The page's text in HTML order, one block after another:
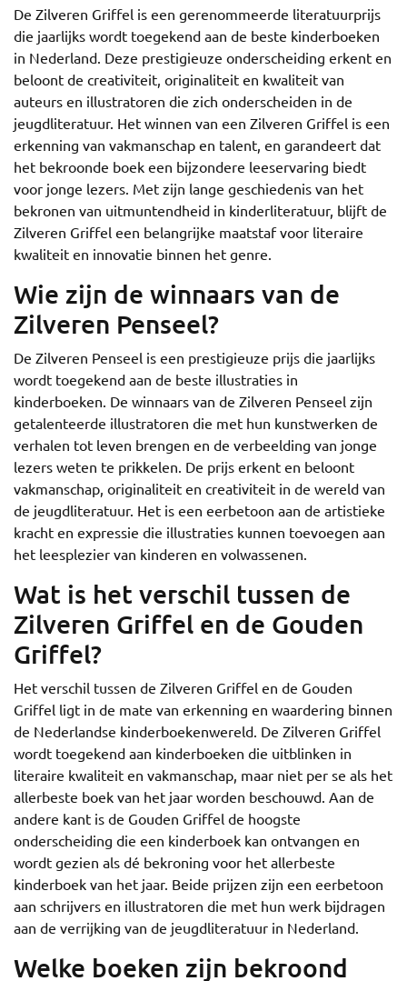
De Zilveren Griffel is een gerenommeerde literatuurprijs
die jaarlijks wordt toegekend aan de beste kinderboeken
in Nederland. Deze prestigieuze onderscheiding erkent en
beloont de creativiteit, originaliteit en kwaliteit van
auteurs en illustratoren die zich onderscheiden in de
jeugdliteratuur. Het winnen van een Zilveren Griffel is een
erkenning van vakmanschap en talent, en garandeert dat
het bekroonde boek een bijzondere leeservaring biedt
voor jonge lezers. Met zijn lange geschiedenis van het
bekronen van uitmuntendheid in kinderliteratuur, blijft de
Zilveren Griffel een belangrijke maatstaf voor literaire
kwaliteit en innovatie binnen het genre.
Wie zijn de winnaars van de
Zilveren Penseel?
De Zilveren Penseel is een prestigieuze prijs die jaarlijks
wordt toegekend aan de beste illustraties in
kinderboeken. De winnaars van de Zilveren Penseel zijn
getalenteerde illustratoren die met hun kunstwerken de
verhalen tot leven brengen en de verbeelding van jonge
lezers weten te prikkelen. De prijs erkent en beloont
vakmanschap, originaliteit en creativiteit in de wereld van
de jeugdliteratuur. Het is een eerbetoon aan de artistieke
kracht en expressie die illustraties kunnen toevoegen aan
het leesplezier van kinderen en volwassenen.
Wat is het verschil tussen de
Zilveren Griffel en de Gouden
Griffel?
Het verschil tussen de Zilveren Griffel en de Gouden
Griffel ligt in de mate van erkenning en waardering binnen
de Nederlandse kinderboekenwereld. De Zilveren Griffel
wordt toegekend aan kinderboeken die uitblinken in
literaire kwaliteit en vakmanschap, maar niet per se als het
allerbeste boek van het jaar worden beschouwd. Aan de
andere kant is de Gouden Griffel de hoogste
onderscheiding die een kinderboek kan ontvangen en
wordt gezien als dé bekroning voor het allerbeste
kinderboek van het jaar. Beide prijzen zijn een eerbetoon
aan schrijvers en illustratoren die met hun werk bijdragen
aan de verrijking van de jeugdliteratuur in Nederland.
Welke boeken zijn bekroond